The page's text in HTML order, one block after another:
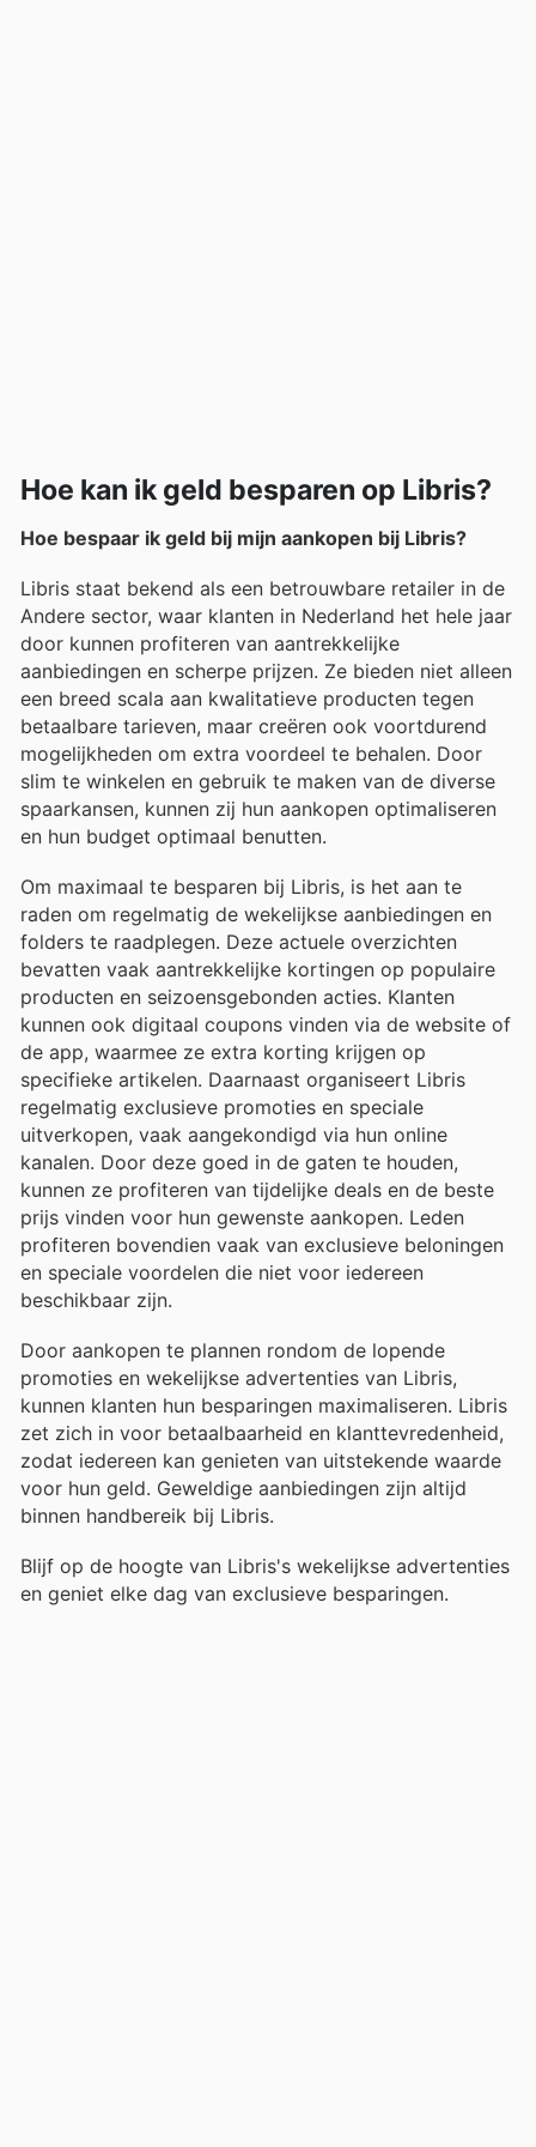
Hoe kan ik geld besparen op Libris?
Hoe bespaar ik geld bij mijn aankopen bij Libris?
Libris staat bekend als een betrouwbare retailer in de
Andere sector, waar klanten in Nederland het hele jaar
door kunnen profiteren van aantrekkelijke
aanbiedingen en scherpe prijzen. Ze bieden niet alleen
een breed scala aan kwalitatieve producten tegen
betaalbare tarieven, maar creëren ook voortdurend
mogelijkheden om extra voordeel te behalen. Door
slim te winkelen en gebruik te maken van de diverse
spaarkansen, kunnen zij hun aankopen optimaliseren
en hun budget optimaal benutten.
Om maximaal te besparen bij Libris, is het aan te
raden om regelmatig de wekelijkse aanbiedingen en
folders te raadplegen. Deze actuele overzichten
bevatten vaak aantrekkelijke kortingen op populaire
producten en seizoensgebonden acties. Klanten
kunnen ook digitaal coupons vinden via de website of
de app, waarmee ze extra korting krijgen op
specifieke artikelen. Daarnaast organiseert Libris
regelmatig exclusieve promoties en speciale
uitverkopen, vaak aangekondigd via hun online
kanalen. Door deze goed in de gaten te houden,
kunnen ze profiteren van tijdelijke deals en de beste
prijs vinden voor hun gewenste aankopen. Leden
profiteren bovendien vaak van exclusieve beloningen
en speciale voordelen die niet voor iedereen
beschikbaar zijn.
Door aankopen te plannen rondom de lopende
promoties en wekelijkse advertenties van Libris,
kunnen klanten hun besparingen maximaliseren. Libris
zet zich in voor betaalbaarheid en klanttevredenheid,
zodat iedereen kan genieten van uitstekende waarde
voor hun geld. Geweldige aanbiedingen zijn altijd
binnen handbereik bij Libris.
Blijf op de hoogte van Libris's wekelijkse advertenties
en geniet elke dag van exclusieve besparingen.